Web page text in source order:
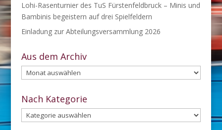
Lohi-Rasenturnier des TuS Fürstenfeldbruck – Minis und
Bambinis begeistern auf drei Spielfeldern
Einladung zur Abteilungsversammlung 2026
Aus dem Archiv
Aus
dem
Archiv
Nach Kategorie
Nach
Kategorie